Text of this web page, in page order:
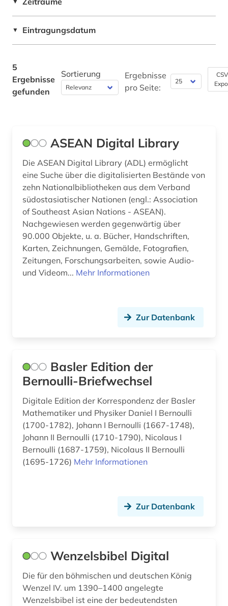
Maschinenbau (0)
Medizin (0)
Pädagogik (0)
Philosophie (1)
Physik (0)
Politologie (0)
Psychologie (0)
Rechtswissenschaft (0)
Soziologie (0)
Sport (0)
Technik (0)
Theater und Tanz (0)
Theologie und Religionswissenschaften (1)
Fertigungstechnik (0)
Zeitungen und Magazine (0)
▼ Eintragungsdatum
5
Ergebnisse
gefunden
Sortierung
Ergebnisse
pro Seite:
ASEAN Digital Library
Die ASEAN Digital Library (ADL) ermöglicht
eine Suche über die digitalisierten Bestände von
zehn Nationalbibliotheken aus dem Verband
südostasiatischer Nationen (engl.: Association
of Southeast Asian Nations - ASEAN).
Nachgewiesen werden gegenwärtig über
90.000 Objekte, u. a. Bücher, Handschriften,
Karten, Zeichnungen, Gemälde, Fotografien,
Zeitungen, Forschungsarbeiten, sowie Audio-
und Videom... Mehr Informationen
Zur Datenbank
Basler Edition der
Bernoulli-Briefwechsel
Digitale Edition der Korrespondenz der Basler
Mathematiker und Physiker Daniel I Bernoulli
(1700-1782), Johann I Bernoulli (1667-1748),
Johann II Bernoulli (1710-1790), Nicolaus I
Bernoulli (1687-1759), Nicolaus II Bernoulli
(1695-1726) Mehr Informationen
Zur Datenbank
Wenzelsbibel Digital
Die für den böhmischen und deutschen König
Wenzel IV. um 1390–1400 angelegte
Wenzelsbibel ist eine der bedeutendsten